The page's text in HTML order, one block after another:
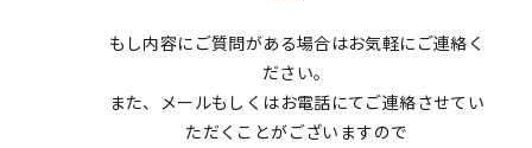
もし内容にご質問がある場合はお気軽にご連絡く
ださい。
また、メールもしくはお電話にてご連絡させてい
ただくことがございますので